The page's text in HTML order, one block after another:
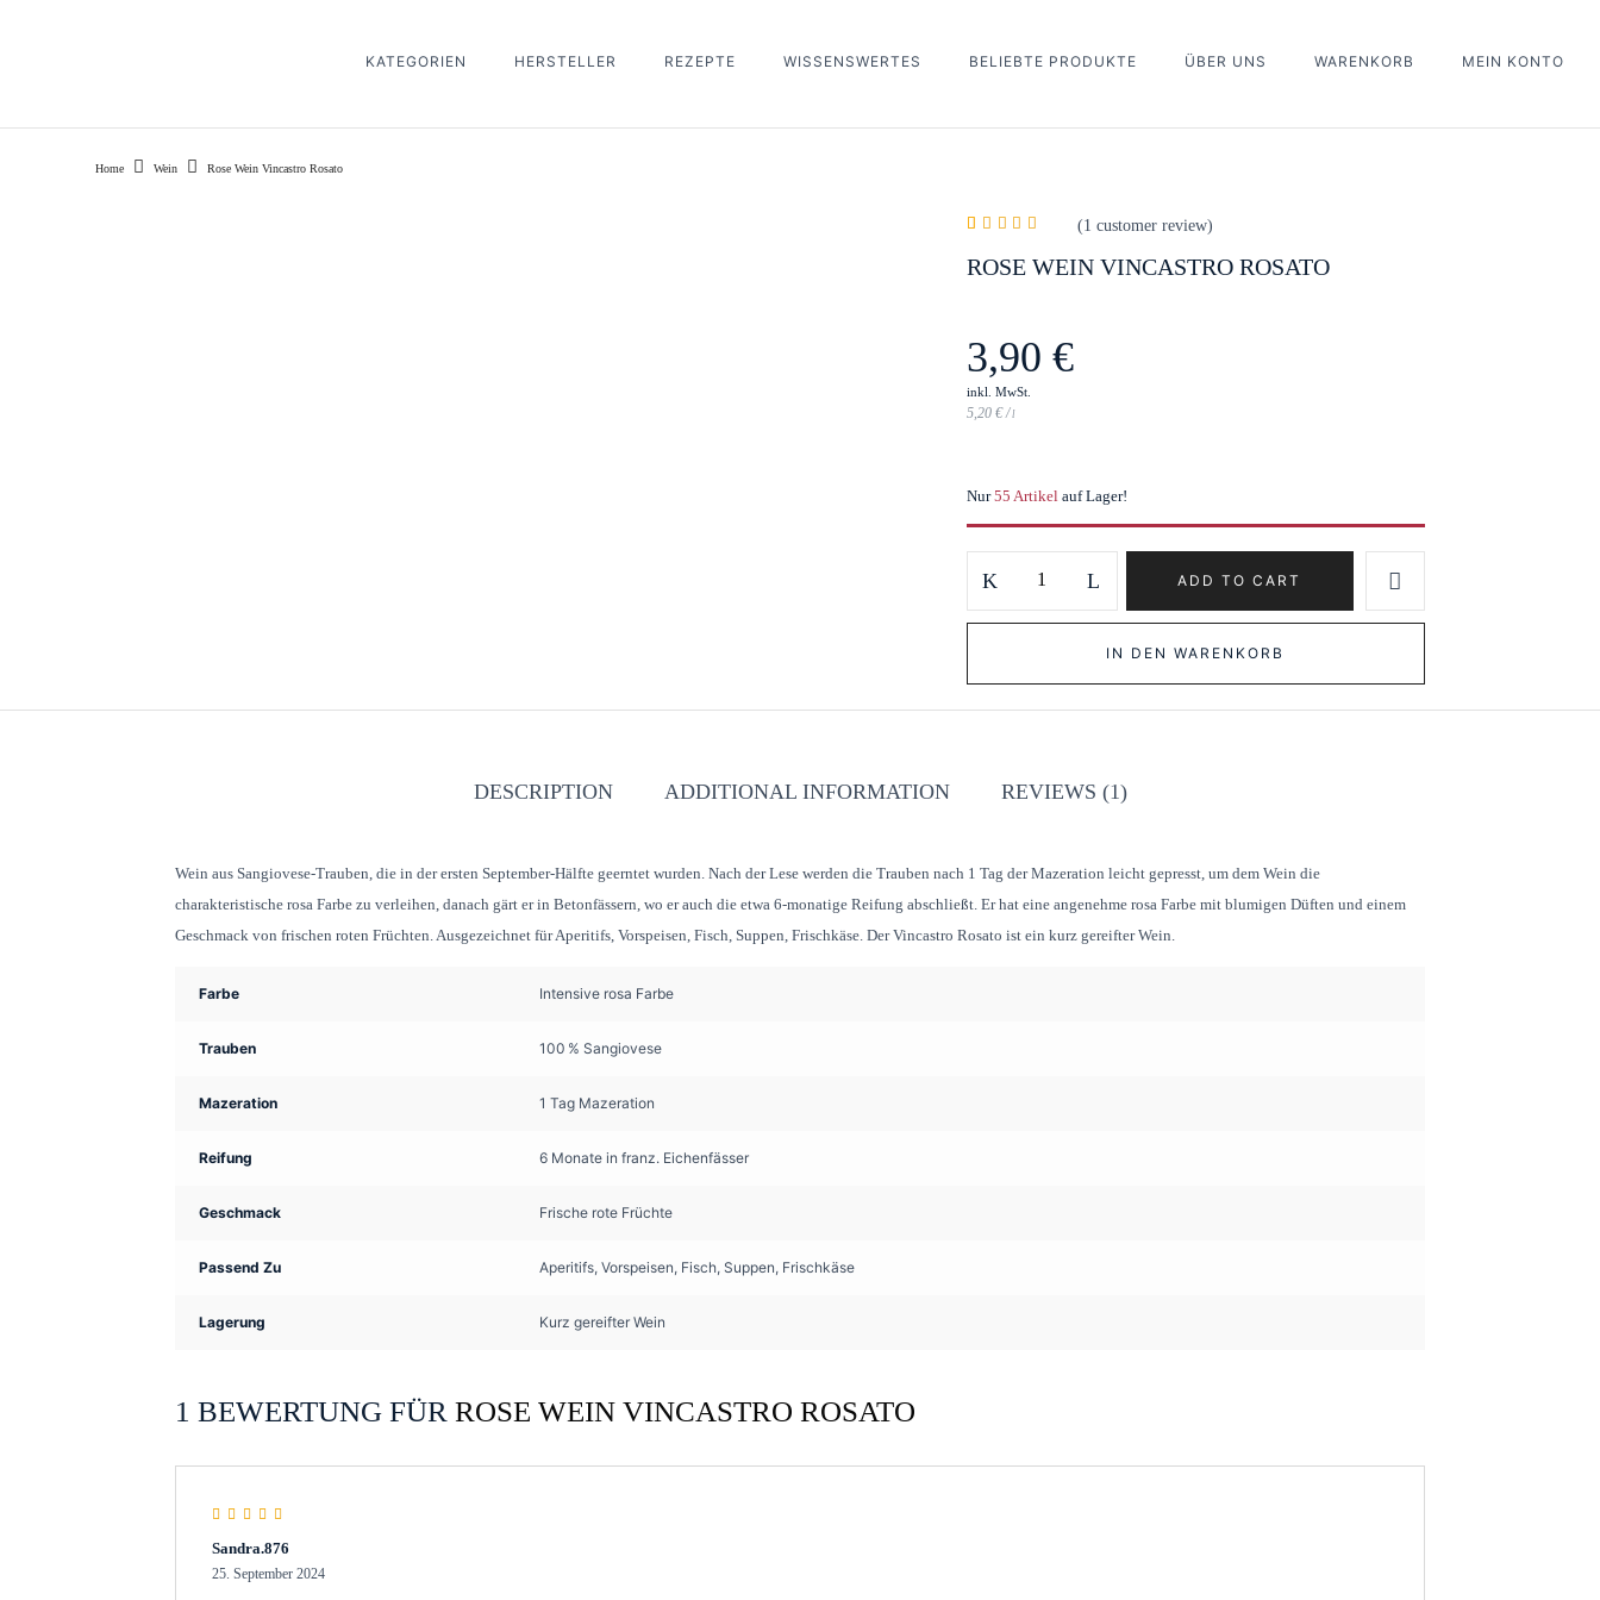
KATEGORIEN HERSTELLER REZEPTE WISSENSWERTES BELIEBTE PRODUKTE ÜBER UNS WARENKORB MEIN KONTO
Home Wein Rose Wein Vincastro Rosato
of 5 based on
(1 customer review)
ROSE WEIN VINCASTRO ROSATO
3,90 €
inkl. MwSt.
5,20 € / l
Nur 55 Artikel auf Lager!
Vincastro
quantity
ADD TO CART
IN DEN WARENKORB
DESCRIPTION ADDITIONAL INFORMATION REVIEWS (1)
Wein aus Sangiovese-Trauben, die in der ersten September-Hälfte geerntet wurden. Nach der Lese werden die Trauben nach 1 Tag der Mazeration leicht gepresst, um dem Wein die
charakteristische rosa Farbe zu verleihen, danach gärt er in Betonfässern, wo er auch die etwa 6-monatige Reifung abschließt. Er hat eine angenehme rosa Farbe mit blumigen Düften und einem
Geschmack von frischen roten Früchten. Ausgezeichnet für Aperitifs, Vorspeisen, Fisch, Suppen, Frischkäse. Der Vincastro Rosato ist ein kurz gereifter Wein.
Farbe Intensive rosa Farbe
Trauben 100 % Sangiovese
Mazeration 1 Tag Mazeration
Reifung 6 Monate in franz. Eichenfässer
Geschmack Frische rote Früchte
Passend Zu Aperitifs, Vorspeisen, Fisch, Suppen, Frischkäse
Lagerung Kurz gereifter Wein
1 BEWERTUNG FÜR ROSE WEIN VINCASTRO ROSATO
Sandra.876
25. September 2024